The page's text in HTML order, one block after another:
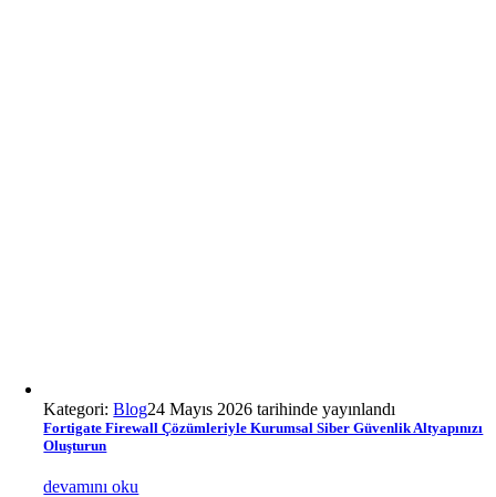
Kategori:Blog24 Mayıs 2026 tarihinde yayınlandı
Fortigate Firewall Çözümleriyle Kurumsal Siber Güvenlik Altyapınızı
Oluşturun
devamını oku